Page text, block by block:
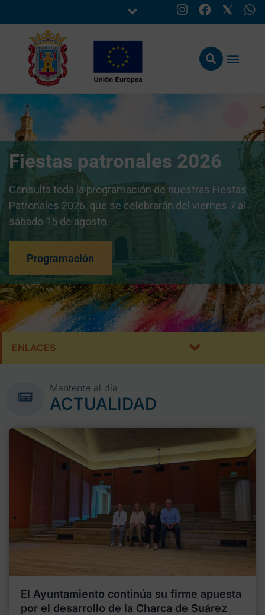
Fiestas patronales 2026
Consulta toda la programación de nuestras Fiestas
Patronales 2026, que se celebrarán del viernes 7 al
sábado 15 de agosto.
Programación
ENLACES
Mantente al día
ACTUALIDAD
El Ayuntamiento continúa su firme apuesta
por el desarrollo de la Charca de Suárez